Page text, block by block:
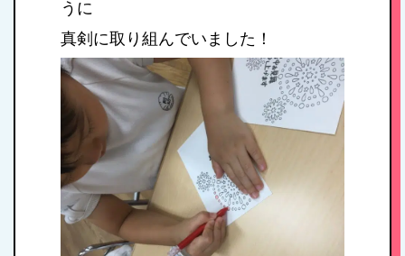
うに
真剣に取り組んでいました！